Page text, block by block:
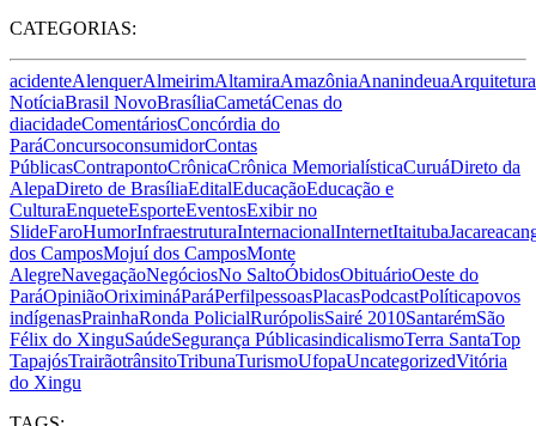
CATEGORIAS:
acidenteAlenquerAlmeirimAltamiraAmazôniaAnanindeuaArquitetura
NotíciaBrasil NovoBrasíliaCametáCenas do
diacidadeComentáriosConcórdia do
ParáConcursoconsumidorContas
PúblicasContrapontoCrônicaCrônica MemorialísticaCuruáDireto da
AlepaDireto de BrasíliaEditalEducaçãoEducação e
CulturaEnqueteEsporteEventosExibir no
SlideFaroHumorInfraestruturaInternacionalInternetItaituba
dos CamposMojuí dos CamposMonte
AlegreNavegaçãoNegóciosNo SaltoÓbidosObituárioOeste do
ParáOpiniãoOriximináParáPerfilpessoasPlacasPodcastPolíticapovos
indígenasPrainhaRonda PolicialRurópolisSairé 2010SantarémSão
Félix do XinguSaúdeSegurança PúblicasindicalismoTerra SantaTop
TapajósTrairãotrânsitoTribunaTurismoUfopaUncategorizedVitória
do Xingu